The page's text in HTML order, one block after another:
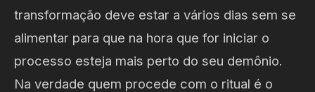
transformação deve estar a vários dias sem se
alimentar para que na hora que for iniciar o
processo esteja mais perto do seu demônio.
Na verdade quem procede com o ritual é o